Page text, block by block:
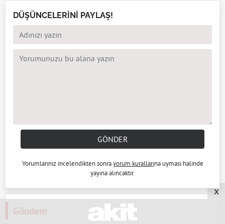
DÜŞÜNCELERİNİ PAYLAŞ!
GÖNDER
Yorumlarınız incelendikten sonrayorum kurallarına uyması halinde
yayına alıncaktır.
Gündem
x